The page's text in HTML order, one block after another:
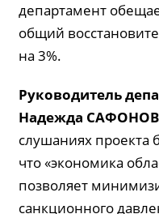
департамент
общий
на 3%.
Руководитель
Надежда
слушаниях проекта
что «экономика
позволяет
санкционного